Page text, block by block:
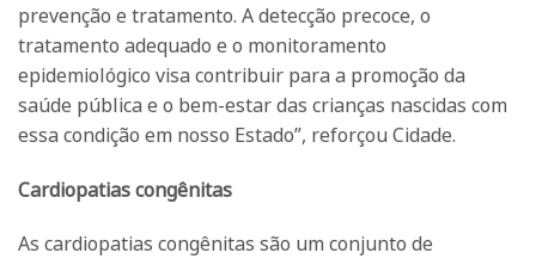
prevenção e tratamento. A detecção precoce, o
tratamento adequado e o monitoramento
epidemiológico visa contribuir para a promoção da
saúde pública e o bem-estar das crianças nascidas com
essa condição em nosso Estado”, reforçou Cidade.
Cardiopatias congênitas
As cardiopatias congênitas são um conjunto de